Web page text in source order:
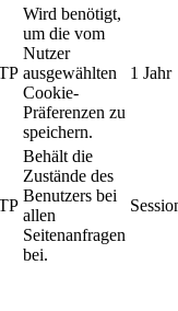
Wird benötigt,
um die vom
Nutzer
ausgewählten
Cookie-
Präferenzen zu
speichern.
1 Jahr
Behält die
Zustände des
Benutzers bei
allen
Seitenanfragen
bei.